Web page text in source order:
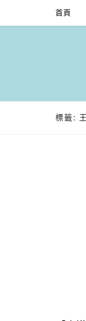
content
首頁
標籤: